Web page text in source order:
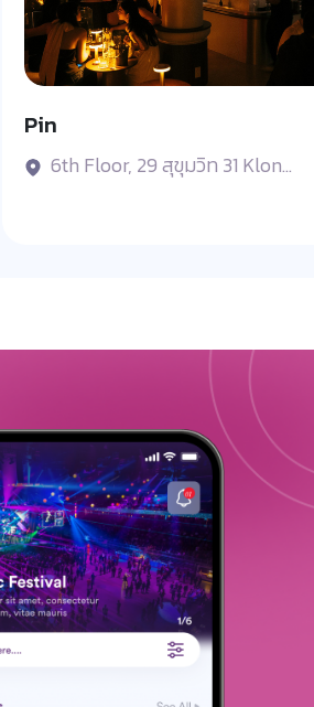
Pin
6th Floor, 29 สุขุมวิท 31 Klon...